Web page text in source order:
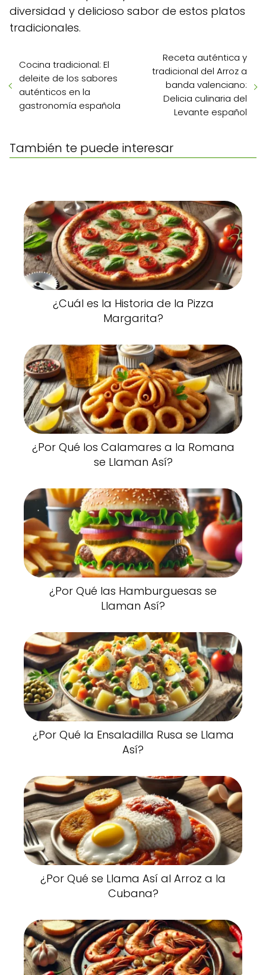
diversidad y delicioso sabor de estos platos
tradicionales.
Cocina tradicional: El
deleite de los sabores
auténticos en la
gastronomía española
Receta auténtica y
tradicional del Arroz a
banda valenciano:
Delicia culinaria del
Levante español
También te puede interesar
¿Cuál es la Historia de la Pizza
Margarita?
¿Por Qué los Calamares a la Romana
se Llaman Así?
¿Por Qué las Hamburguesas se
Llaman Así?
¿Por Qué la Ensaladilla Rusa se Llama
Así?
¿Por Qué se Llama Así al Arroz a la
Cubana?